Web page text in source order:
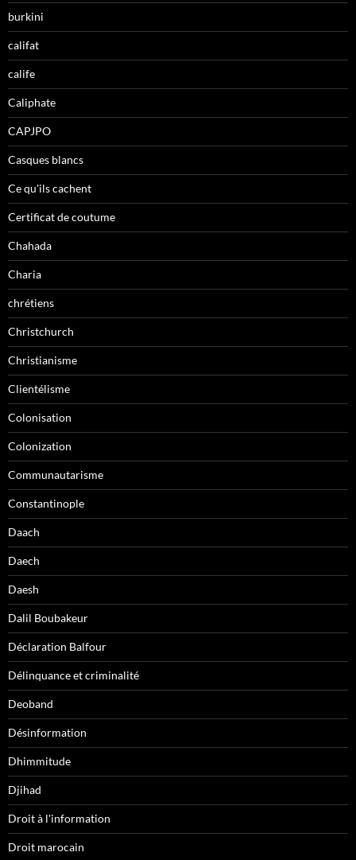
burkini
califat
calife
Caliphate
CAPJPO
Casques blancs
Ce qu'ils cachent
Certificat de coutume
Chahada
Charia
chrétiens
Christchurch
Christianisme
Clientélisme
Colonisation
Colonization
Communautarisme
Constantinople
Daach
Daech
Daesh
Dalil Boubakeur
Déclaration Balfour
Délinquance et criminalité
Deoband
Désinformation
Dhimmitude
Djihad
Droit à l'information
Droit marocain